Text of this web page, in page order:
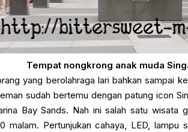
Tempat nongkrong anak muda
yang berolahraga lari bahkan sampai
sudah bertemu dengan patung icon
Bay Sands. Nah ini salah satu wisata
malam. Pertunjukan cahaya, LED,